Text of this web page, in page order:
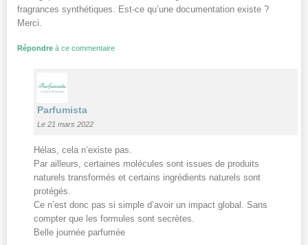
fragrances synthétiques. Est-ce qu’une documentation existe ?
Merci.
Répondre à ce commentaire
Parfumista
Le 21 mars 2022
Hélas, cela n’existe pas.
Par ailleurs, certaines molécules sont issues de produits
naturels transformés et certains ingrédients naturels sont
protégés.
Ce n’est donc pas si simple d’avoir un impact global. Sans
compter que les formules sont secrètes.
Belle journée parfumée